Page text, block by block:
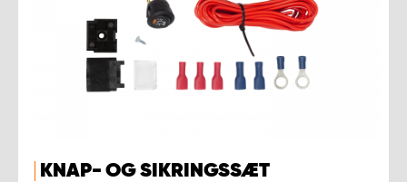
KNAP- OG SIKRINGSSÆT